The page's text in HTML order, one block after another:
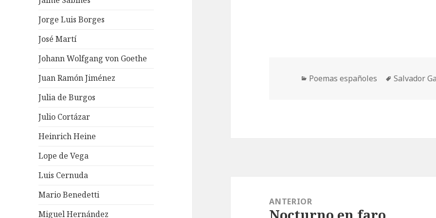
Jorge Luis Borges
José Martí
Johann Wolfgang von Goethe
Juan Ramón Jiménez
Julia de Burgos
Julio Cortázar
Heinrich Heine
Lope de Vega
Luis Cernuda
Mario Benedetti
Miguel Hernández
Categorías
Poemas españoles Etiquetas
Salvador
entradas
ANTERIOR
Entrada